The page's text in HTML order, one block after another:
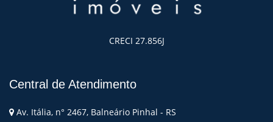
CRECI 27.856J
Central de Atendimento
Av. Itália, n° 2467, Balneário Pinhal - RS